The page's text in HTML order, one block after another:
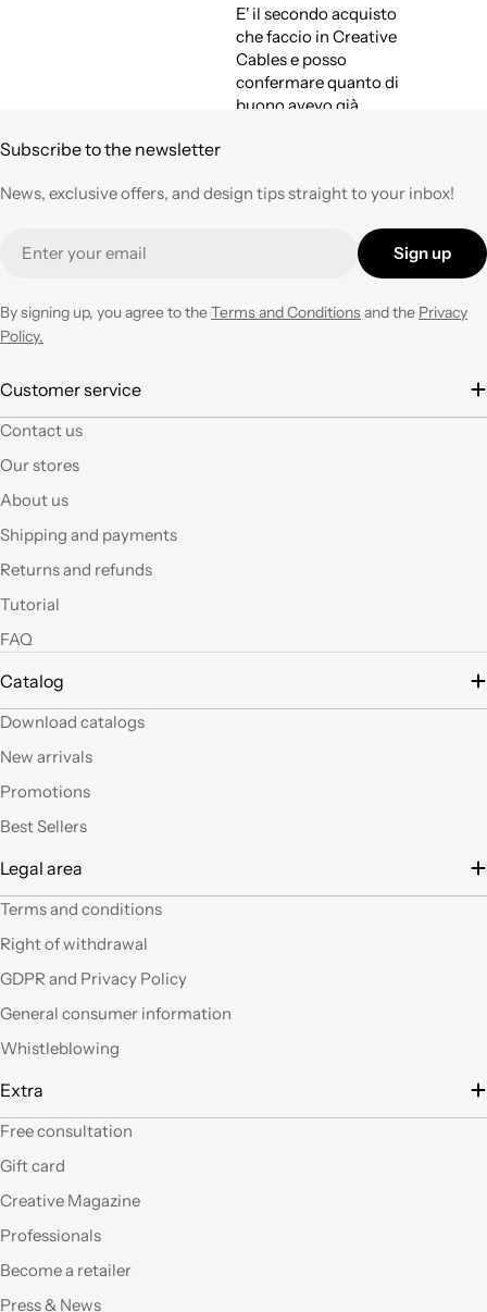
E' il secondo acquisto
che faccio in Creative
Cables e posso
confermare quanto di
buono avevo già
velocità nell'evasione
prezzo corretto !
Tornerò su questo
ne avrò necessità con
visitare il nuovo
vuote.Bravi contenute
Subscribe to the newsletter
News, exclusive offers, and design tips straight to your inbox!
Sign up
By signing up, you agree to theTerms and Conditions and the Privacy
Policy.
Customer service
Contact us
Our stores
About us
Shipping and payments
Returns and refunds
Tutorial
FAQ
Catalog
Download catalogs
New arrivals
Promotions
Best Sellers
Legal area
Terms and conditions
Right of withdrawal
GDPR and Privacy Policy
General consumer information
Whistleblowing
Extra
Free consultation
Gift card
Creative Magazine
Professionals
Become a retailer
Press & News